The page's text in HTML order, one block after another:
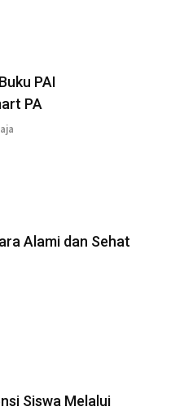
PAI
PA
Alami dan Sehat
Siswa Melalui